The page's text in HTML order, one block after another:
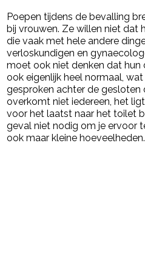
Poepen tijdens de bevalling
bij vrouwen. Ze willen niet dat
die vaak met hele andere
verloskundigen en
moet ook niet denken dat hun
ook eigenlijk heel normaal,
gesproken achter de gesloten
overkomt niet iedereen, het
voor het laatst naar het toilet
geval niet nodig om je ervoor
ook maar kleine hoeveelheden.